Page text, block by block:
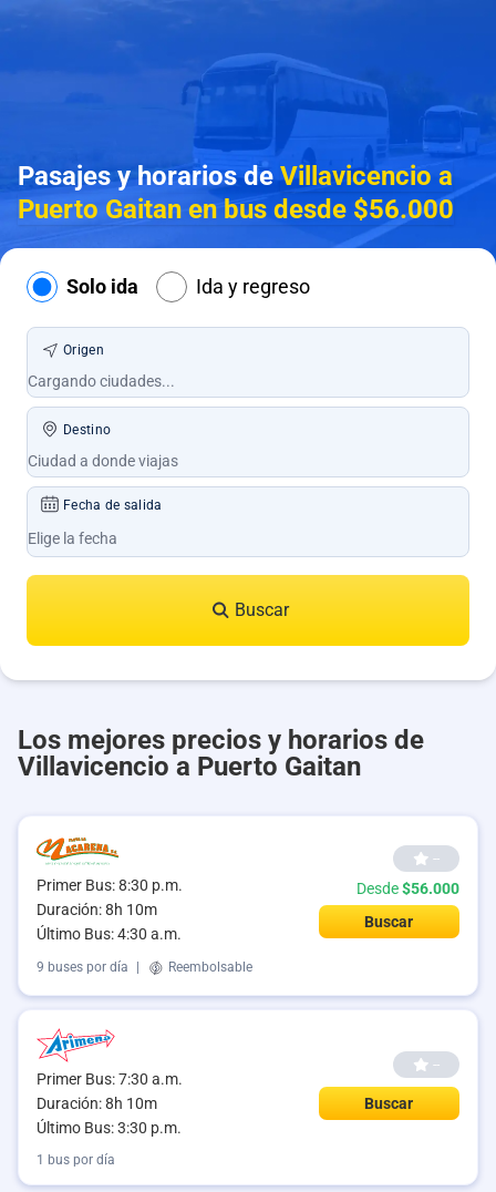
Pasajes y horarios deVillavicencio a
Puerto Gaitan en bus desde $56.000
Solo ida Ida y regreso
Origen
Destino
Fecha de salida
Buscar
Los mejores precios y horarios de
Villavicencio a Puerto Gaitan
Primer Bus: 8:30 p.m.
Duración: 8h 10m
Último Bus: 4:30 a.m.
--
Desde$56.000
Buscar
9 buses por día Reembolsable
Primer Bus: 7:30 a.m.
Duración: 8h 10m
Último Bus: 3:30 p.m.
--
Buscar
1 bus por día